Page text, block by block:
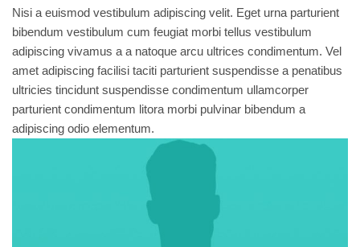
Nisi a euismod vestibulum adipiscing velit. Eget urna parturient
bibendum vestibulum cum feugiat morbi tellus vestibulum
adipiscing vivamus a a natoque arcu ultrices condimentum. Vel
amet adipiscing facilisi taciti parturient suspendisse a penatibus
ultricies tincidunt suspendisse condimentum ullamcorper
parturient condimentum litora morbi pulvinar bibendum a
adipiscing odio elementum.